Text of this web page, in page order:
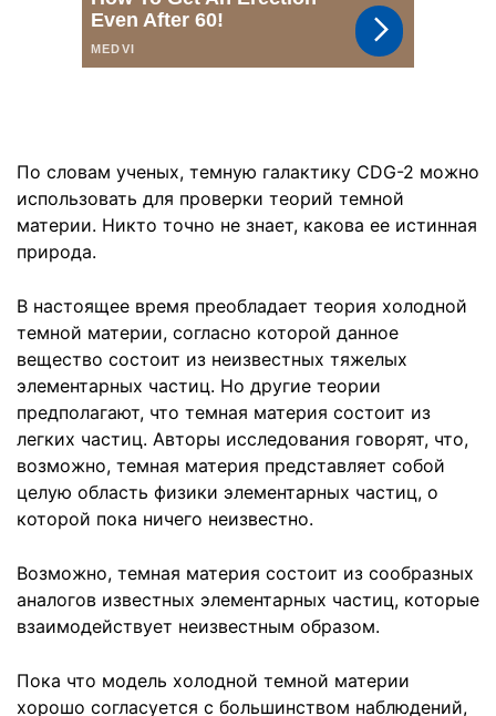
По словам ученых, темную галактику CDG-2 можно
использовать для проверки теорий темной
материи. Никто точно не знает, какова ее истинная
природа.
В настоящее время преобладает теория холодной
темной материи, согласно которой данное
вещество состоит из неизвестных тяжелых
элементарных частиц. Но другие теории
предполагают, что темная материя состоит из
легких частиц. Авторы исследования говорят, что,
возможно, темная материя представляет собой
целую область физики элементарных частиц, о
которой пока ничего неизвестно.
Возможно, темная материя состоит из сообразных
аналогов известных элементарных частиц, которые
взаимодействует неизвестным образом.
Пока что модель холодной темной материи
хорошо согласуется с большинством наблюдений,